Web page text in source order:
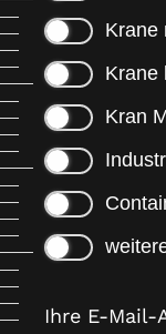
Krane
Krane
Kran
Ihre E-Mail-